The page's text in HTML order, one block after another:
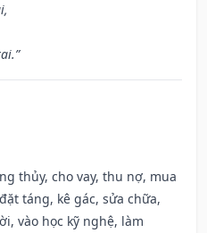
thủy, cho vay, thu nợ, mua
táng, kê gác, sửa chữa,
vào học kỹ nghệ, làm